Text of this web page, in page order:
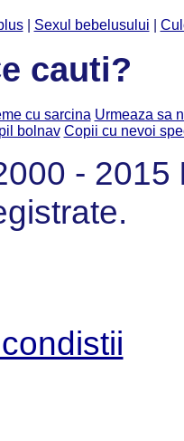
| Sexul bebelusului
cauti?
cu sarcina Urmeaza sa
bolnav Copii cu nevoi
- 2015